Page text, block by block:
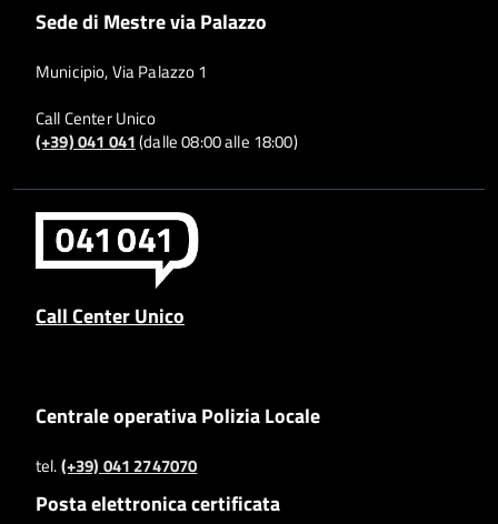
Sede di Mestre via Palazzo
Municipio, Via Palazzo 1
Call Center Unico
(+39) 041 041(dalle 08:00 alle 18:00)
Call Center Unico
Centrale operativa Polizia Locale
tel.(+39) 041 2747070
Posta elettronica certificata